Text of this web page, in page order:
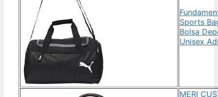
Sports
Bolsa
Unisex
MERI